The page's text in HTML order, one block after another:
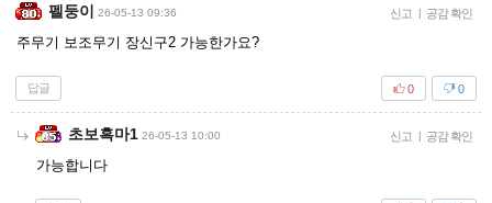
펠둥이 26-05-13 09:36 신고 | 공감 확인
주무기 보조무기 장신구2 가능한가요?
답글 0
0
초보흑마1 26-05-13 10:00 신고 | 공감 확인
가능합니다